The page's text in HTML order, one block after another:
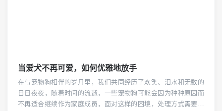
当爱犬不再可爱，如何优雅地放手
在与宠物狗相伴的岁月里，我们共同经历了欢笑、泪水和无数的
日日夜夜，随着时间的流逝，一些宠物狗可能会因为种种原因而
不再适合继续作为家庭成员，面对这样的困境，处理方式需要既